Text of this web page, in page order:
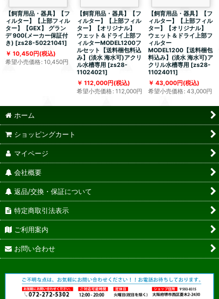
【飼育用品・器具】【フ
ィルター】【上部フィル
ター】【GEX】 グラン
デ 900(メーカー保証付
き) [zs28-50221041]
10,450円(税込)
希望小売価格: 10,450円
【飼育用品・器具】【フ
ィルター】【上部フィル
ター】【オリジナル】
ウェット＆ドライ上部フ
ィルターMODEL1200フ
ルセット【送料梱包料込
み】(淡水 海水可)アクリ
ル水槽専用 [zs28-
11024021]
112,000円(税込)
希望小売価格: 112,000円
【飼育用品・器具】【フ
ィルター】【上部フィル
ター】【オリジナル】
ウェット＆ドライ上部フ
ィルター
MODEL1200【送料梱包
料込み】(淡水 海水可)ア
クリル水槽専用 [zs28-
11024011]
43,000円(税込)
希望小売価格: 43,000円
ホーム
ショッピングカート
マイページ
会社概要
返品/交換・保証について
特定商取引法表示
ご利用案内
お問い合わせ